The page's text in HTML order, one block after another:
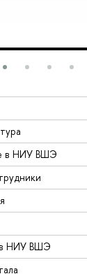
в НИУ ВШЭ
в НИУ ВШЭ